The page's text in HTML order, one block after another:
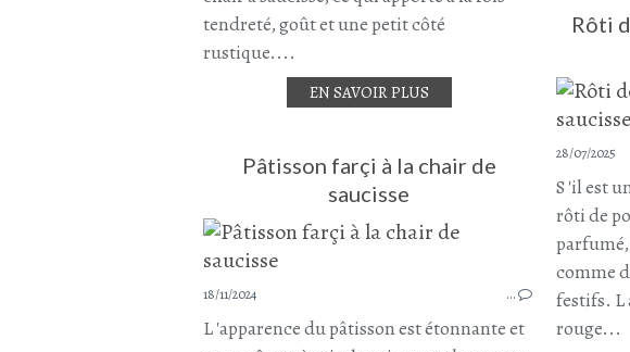
tendreté, goût et une petit côté
rustique....
EN SAVOIR PLUS
Rôti
28/07/2025
S 'il est
rôti de
comme
festifs. L
rouge...
Pâtisson farçi à la chair de
saucisse
18/11/2024 …
L 'apparence du pâtisson est étonnante et